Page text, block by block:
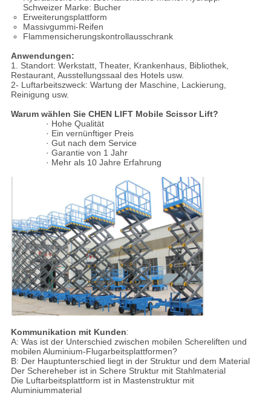
Schweizer Marke: Bucher
Erweiterungsplattform
Massivgummi-Reifen
Flammensicherungskontrollausschrank
Anwendungen:
1. Standort: Werkstatt, Theater, Krankenhaus, Bibliothek,
Restaurant, Ausstellungssaal des Hotels usw.
2- Luftarbeitszweck: Wartung der Maschine, Lackierung,
Reinigung usw.
Warum wählen Sie CHEN LIFT Mobile Scissor Lift?
· Hohe Qualität
· Ein vernünftiger Preis
· Gut nach dem Service
· Garantie von 1 Jahr
· Mehr als 10 Jahre Erfahrung
Kommunikation mit Kunden:
A: Was ist der Unterschied zwischen mobilen Schereliften und
mobilen Aluminium-Flugarbeitsplattformen?
B: Der Hauptunterschied liegt in der Struktur und dem Material
Der Schereheber ist in Schere Struktur mit Stahlmaterial
Die Luftarbeitsplattform ist in Mastenstruktur mit
Aluminiummaterial